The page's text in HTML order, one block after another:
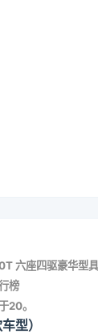
六座四驱豪华型
榜
20。
型）